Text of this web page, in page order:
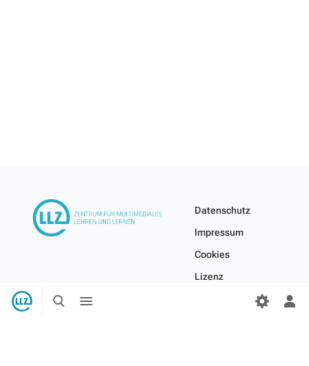
Suche
umschaltenumschalten
Datenschutz
Impressum
Cookies
Lizenz